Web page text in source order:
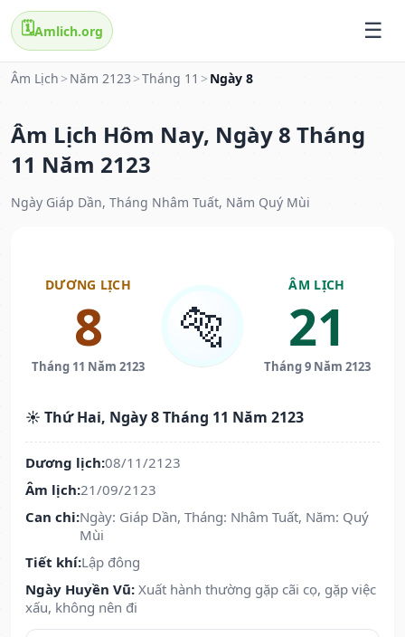
🗓️Amlich.org
Âm Lịch > Năm 2123 >Tháng 11 > Ngày 8
Âm Lịch Hôm Nay, Ngày 8 Tháng
11 Năm 2123
Ngày Giáp Dần, Tháng Nhâm Tuất, Năm Quý Mùi
DƯƠNG LỊCH
8
Tháng 11 Năm 2123
🐅
ÂM LỊCH
21
Tháng 9 Năm 2123
☀️ Thứ Hai, Ngày 8 Tháng 11 Năm 2123
Dương lịch:08/11/2123
Âm lịch:21/09/2123
Can chi:Ngày: Giáp Dần, Tháng: Nhâm Tuất, Năm: Quý
Mùi
Tiết khí:Lập đông
Ngày Huyền Vũ: Xuất hành thường gặp cãi cọ, gặp việc
xấu, không nên đi